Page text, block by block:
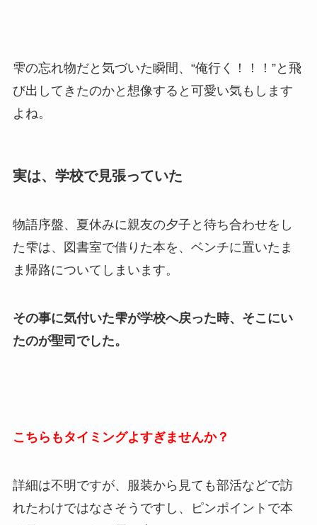
雫の忘れ物だと気づいた瞬間、“俺行く！！！”と飛
び出してきたのかと想像すると可愛い気もします
よね。
実は、学校で見張っていた
物語序盤、夏休みに親友の夕子と待ち合わせをし
た雫は、図書室で借りた本を、ベンチに置いたま
ま帰路についてしまいます。
その事に気付いた雫が学校へ戻った時、そこにい
たのが聖司でした。
こちらもタイミングよすぎませんか？
詳細は不明ですが、服装から見ても部活などで訪
れたわけではなさそうですし、ピンポイントで本